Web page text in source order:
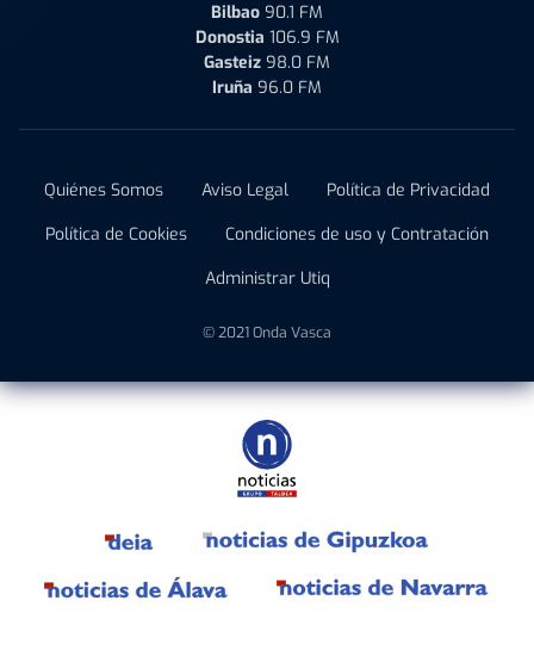
Bilbao 90.1 FM
Donostia 106.9 FM
Gasteiz 98.0 FM
Iruña 96.0 FM
Quiénes Somos Aviso Legal
Política de Privacidad
Política de Cookies
Condiciones de uso y Contratación
Administrar Utiq
© 2021 Onda Vasca